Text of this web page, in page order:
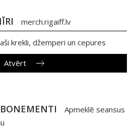
merch.rigaiff.lv
krekli, džemperi un cepures
Atvērt
Apmeklē seansus